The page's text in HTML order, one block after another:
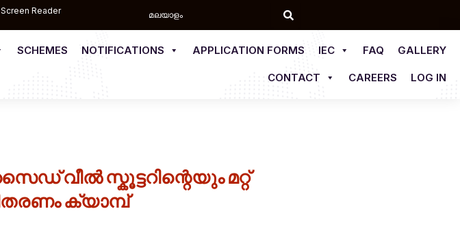
Screen Reader മലയാളം
SCHEMES NOTIFICATIONS APPLICATION FORMS IEC FAQ GALLERY
CONTACT CAREERS LOG IN
വീൽ സ്കൂട്ടറിന്റെയും മറ്റ്
ക്യാമ്പ്